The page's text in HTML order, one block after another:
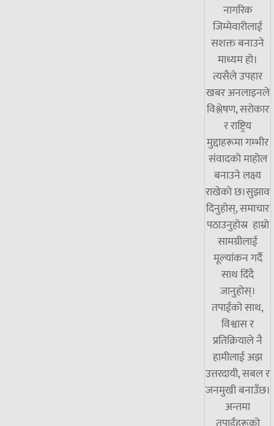
नागरिक
जिम्मेवारीलाई
सशक्त बनाउने
माध्यम हो।
त्यसैले उपहार
खबर अनलाइनले
विश्लेषण, सरोकार
र राष्ट्रिय
मुद्दाहरूमा गम्भीर
संवादको माहोल
बनाउने लक्ष्य
राखेको छ।सुझाव
दिनुहोस्, समाचार
पठाउनुहोस्र हाम्रो
सामग्रीलाई
मूल्यांकन गर्दै
साथ दिँदै
जानुहोस्।
तपाईंको साथ,
विश्वास र
प्रतिक्रियाले नै
हामीलाई अझ
उत्तरदायी, सबल र
जनमुखी बनाउँछ।
अन्तमा